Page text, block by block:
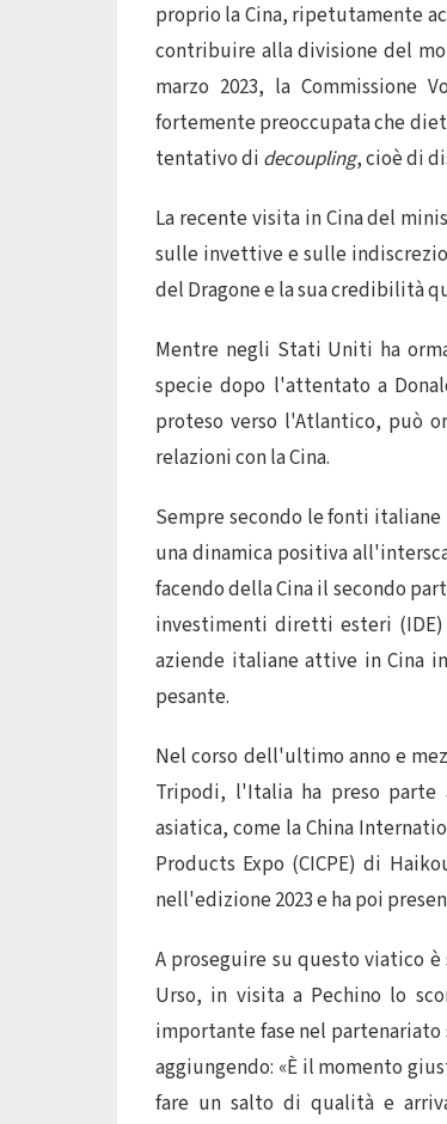
proprio la Cina, ripetutamente
contribuire alla divisione del
marzo 2023, la Commissione
fortemente preoccupata che
tentativo di decoupling, cioè di
La recente visita in Cina del
sulle invettive e sulle
del Dragone e la sua credibilità
Mentre negli Stati Uniti ha
specie dopo l'attentato a
proteso verso l'Atlantico, può
relazioni con la Cina.
Sempre secondo le fonti
una dinamica positiva
facendo della Cina il secondo
investimenti diretti esteri
aziende italiane attive in Cina
pesante.
Nel corso dell'ultimo anno e
Tripodi, l'Italia ha preso
asiatica, come la China
Products Expo (CICPE) di
nell'edizione 2023 e ha poi
A proseguire su questo viatico
Urso, in visita a Pechino lo
importante fase nel partenariato
aggiungendo: «È il momento
fare un salto di qualità e